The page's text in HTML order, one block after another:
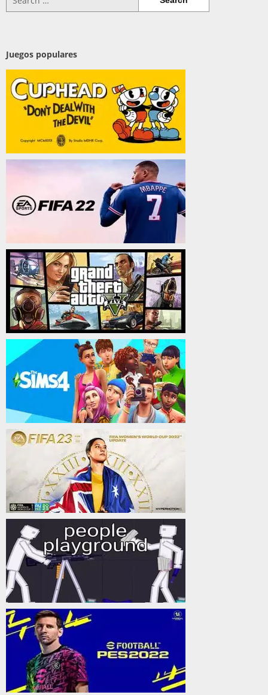
for:
Juegos populares